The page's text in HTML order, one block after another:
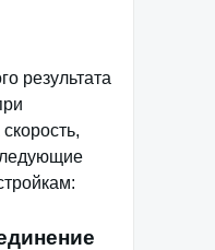
результата